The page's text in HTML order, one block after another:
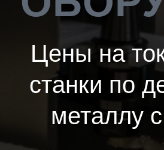
Цены на
станки по
металлу